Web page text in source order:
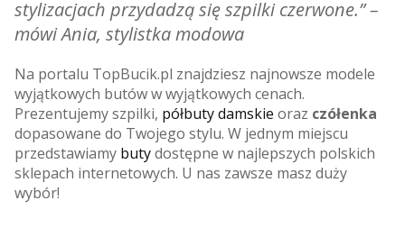
stylizacjach przydadzą się szpilki czerwone.”–
mówi Ania, stylistka modowa
Na portalu TopBucik.pl znajdziesz najnowsze modele
wyjątkowych butów w wyjątkowych cenach.
Prezentujemy szpilki, półbuty damskie oraz czółenka
dopasowane do Twojego stylu. W jednym miejscu
przedstawiamy butydostępne w najlepszych polskich
sklepach internetowych. U nas zawsze masz duży
wybór!